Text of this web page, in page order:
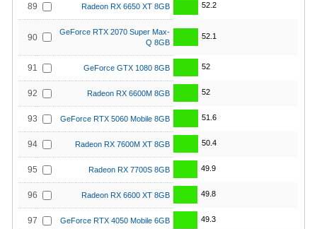
89 Radeon RX 6650 XT 8GB 52.2
90
GeForce RTX 2070 Super Max-
Q 8GB
52.1
91 GeForce GTX 1080 8GB 52
92 Radeon RX 6600M 8GB 52
93 GeForce RTX 5060 Mobile 8GB 51.6
94 Radeon RX 7600M XT 8GB 50.4
95 Radeon RX 7700S 8GB 49.9
96 Radeon RX 6600 XT 8GB 49.8
97 GeForce RTX 4050 Mobile 6GB 49.3